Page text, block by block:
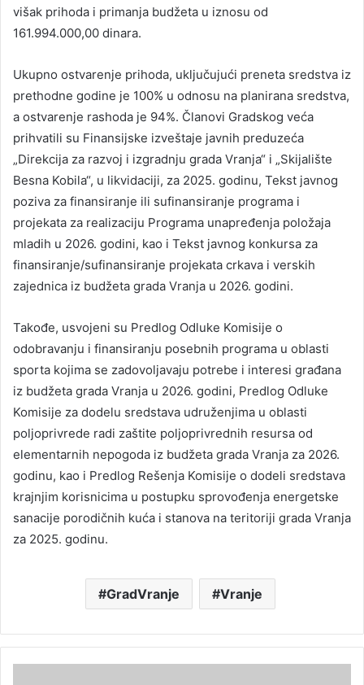
višak prihoda i primanja budžeta u iznosu od
161.994.000,00 dinara.
Ukupno ostvarenje prihoda, uključujući preneta sredstva iz
prethodne godine je 100% u odnosu na planirana sredstva,
a ostvarenje rashoda je 94%. Članovi Gradskog veća
prihvatili su Finansijske izveštaje javnih preduzeća
„Direkcija za razvoj i izgradnju grada Vranja“ i „Skijalište
Besna Kobila“, u likvidaciji, za 2025. godinu, Tekst javnog
poziva za finansiranje ili sufinansiranje programa i
projekata za realizaciju Programa unapređenja položaja
mladih u 2026. godini, kao i Tekst javnog konkursa za
finansiranje/sufinansiranje projekata crkava i verskih
zajednica iz budžeta grada Vranja u 2026. godini.
Takođe, usvojeni su Predlog Odluke Komisije o
odobravanju i finansiranju posebnih programa u oblasti
sporta kojima se zadovoljavaju potrebe i interesi građana
iz budžeta grada Vranja u 2026. godini, Predlog Odluke
Komisije za dodelu sredstava udruženjima u oblasti
poljoprivrede radi zaštite poljoprivrednih resursa od
elementarnih nepogoda iz budžeta grada Vranja za 2026.
godinu, kao i Predlog Rešenja Komisije o dodeli sredstava
krajnjim korisnicima u postupku sprovođenja energetske
sanacije porodičnih kuća i stanova na teritoriji grada Vranja
za 2025. godinu.
GradVranje Vranje